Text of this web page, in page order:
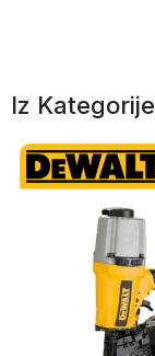
Iz Kategorije